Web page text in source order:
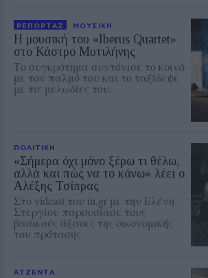
ΡΕΠΟΡΤΑΖ ΜΟΥΣΙΚΗ
Η μουσική του «Iberus Quartet»
στο Κάστρο Μυτιλήνης
Το συγκρότημα συντόνισε το κοινό
με τον παλμό του και το ταξίδεψε
με τις μελωδίες του.
ΠΟΛΙΤΙΚΗ
«Σήμερα όχι μόνο ξέρω τι θέλω,
αλλά και πώς να το κάνω» λέει ο
Αλέξης Τσίπρας
Στο vidcast του in.gr με την Ελένη
Στεργίου παρουσίασε τους
βασικούς άξονες της οικονομικής
του πρότασης
ΑΤΖΕΝΤΑ